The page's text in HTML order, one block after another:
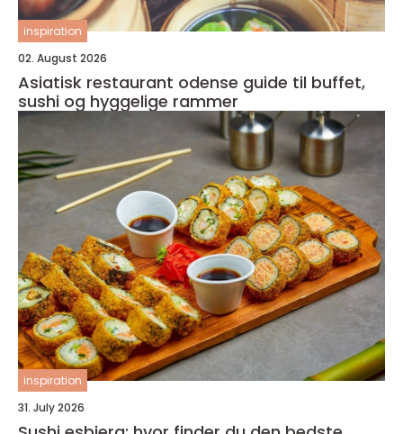
inspiration
02. August 2026
Asiatisk restaurant odense guide til buffet,
sushi og hyggelige rammer
inspiration
31. July 2026